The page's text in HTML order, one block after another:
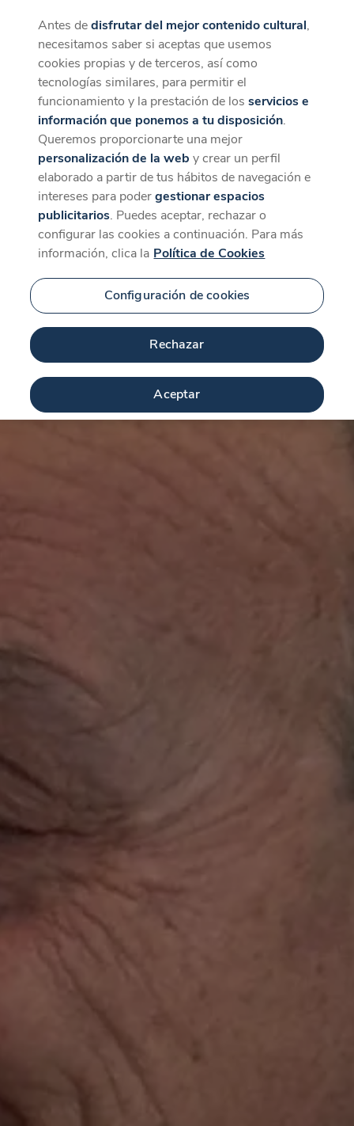
CaixaForum+
La mejor experiencia desde la App
Descargar
Antes dedisfrutar del mejor contenido cultural,
necesitamos saber si aceptas que usemos
cookies propias y de terceros, así como
tecnologías similares, para permitir el
funcionamiento y la prestación de losservicios e
información que ponemos a tu disposición.
Queremos proporcionarte una mejor
personalización de la web y crear un perfil
elaborado a partir de tus hábitos de navegación e
intereses para podergestionar espacios
publicitarios. Puedes aceptar, rechazar o
configurar las cookies a continuación. Para más
información, clica la Política de Cookies
Configuración de cookies
Rechazar
Aceptar